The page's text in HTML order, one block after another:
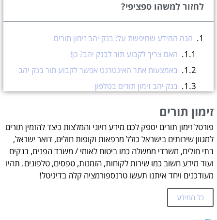
לחזור למשהו ספציפי?
הנה המידע שחיפשת על: בנק יהב זימון תורים
האם צריך לקבוע תור לבנק יהב? כן!
באמצעות אתר האינטרנט אפשר לקבוע תור בנק יהב
בנק יהב זימון תורים בטלפון
שלבי הזמנה קביעת תורים סניף בנק יהב
אישור תור
ביטול תור
הגעה לתור
טיפים נוספים
זימון תורים
פורטל זימון תורים יספק לכם מידע חיוני והמלצות כיצד להזמין תורים
למגוון שירותים בישראל כולל מרפאות וקופות חולים, דואר ישראל,
בתי חולים, משרדי ממשלה כמו ביטוח לאומי / משרד הפנים, בנקים
ועוד מידע חשוב כמו שירות לקוחות, הזמנות, טפסים, טלפונים. תהיו
מעודכנים ויחד איתנו תעשו טרנספורמציה קלה בדיגיטל!
כל המידע